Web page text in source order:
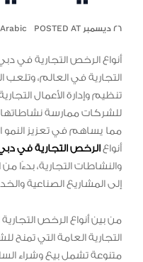
٢٦ ديسمبر POSTED AT Arabic
أنواع الرخص التجارية في
التجارية في العالم، وتلعب
تنظيم وإدارة الأعمال
للشركات ممارسة نشاطاتها
مما يساهم في تعزيز النمو
أنواع الرخص التجارية في
والنشاطات التجارية، بدءًا
إلى المشاريع الصناعية
من بين أنواع الرخص
التجارية العامة التي تمنح
متنوعة تشمل بيع وشراء